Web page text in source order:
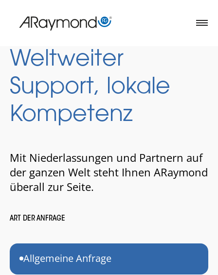
Inhalt
Weltweiter
Support, lokale
Kompetenz
Mit Niederlassungen und Partnern auf
der ganzen Welt steht Ihnen ARaymond
überall zur Seite.
ART DER ANFRAGE
Allgemeine Anfrage